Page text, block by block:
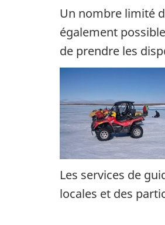
Un nombre limité
également
de prendre les
Les services de
locales et des